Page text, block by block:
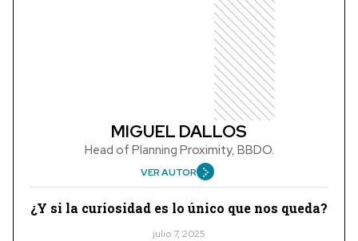
MIGUEL DALLOS
Head of Planning Proximity, BBDO.
VER AUTOR
¿Y si la curiosidad es lo único que nos queda?
julio 7, 2025